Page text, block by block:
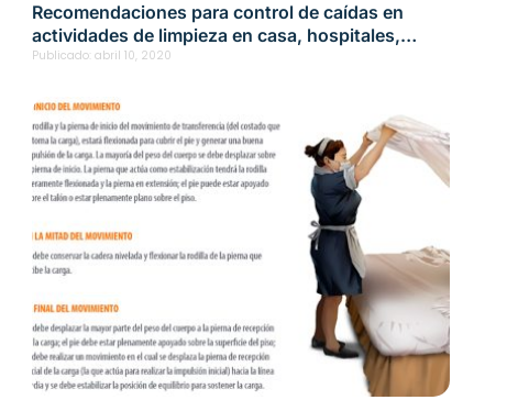
Recomendaciones para control de caídas en
actividades de limpieza en casa, hospitales,
oficinas y restaurantes
Publicado: abril 10, 2020